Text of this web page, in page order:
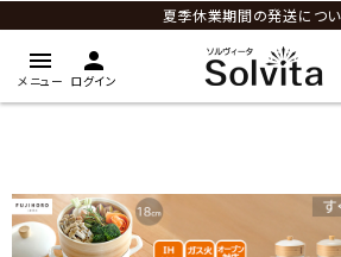
夏季休業期間の発送につ
menu
メニュー
person
ログイン